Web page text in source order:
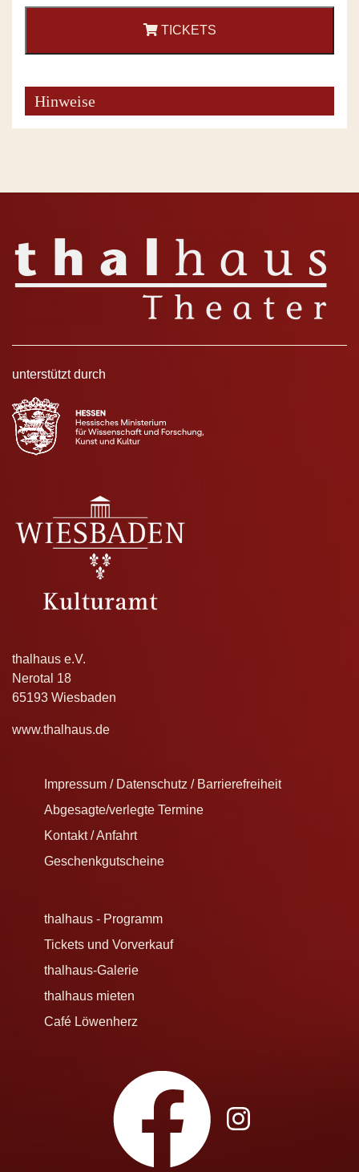
TICKETS
Hinweise
unterstützt durch
thalhaus e.V.
Nerotal 18
65193 Wiesbaden
www.thalhaus.de
Impressum / Datenschutz / Barrierefreiheit
Abgesagte/verlegte Termine
Kontakt / Anfahrt
Geschenkgutscheine
thalhaus - Programm
Tickets und Vorverkauf
thalhaus-Galerie
thalhaus mieten
Café Löwenherz